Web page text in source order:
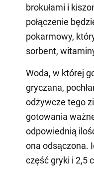
brokułami i
połączenie
pokarmowy,
sorbent,
Woda, w której
gryczana,
odżywcze tego
gotowania
odpowiednią
ona odsączona.
część gryki i 2,5